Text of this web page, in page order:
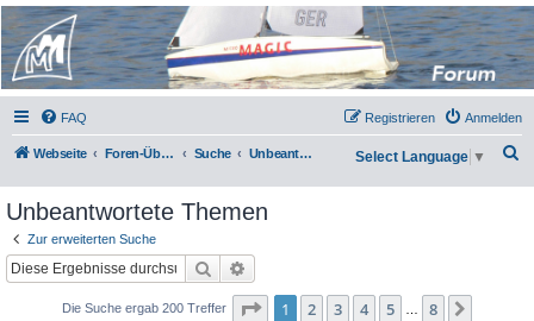
Micro Magic Forum
Deutschland
FAQ Anmelden
Registrieren
Webseite Foren-Übersicht Suche Unbeantwortete Themen Select Language ▼
Unbeantwortete Themen
Zur erweiterten Suche
Suche
Die Suche ergab 200 Treffer Seite 1von
1 2 3 4 5 8